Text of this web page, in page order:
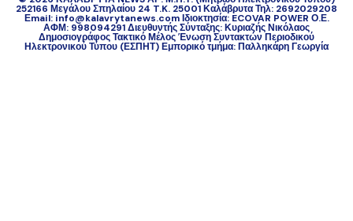
252166 Μεγάλου Σπηλαίου 24 T.K. 25001 Καλάβρυτα Τηλ: 2692029208
Εmail: info@kalavrytanews.com Ιδιοκτησία: ECOVAR POWER Ο.Ε.
ΑΦΜ: 998094291 Διευθυντής Σύνταξης: Κυριαζής Νικόλαος
Δημοσιογράφος Τακτικό Μέλος Ένωση Συντακτών Περιοδικού
Ηλεκτρονικού Τύπου (ΕΣΠΗΤ) Εμπορικό τμήμα: Παλληκάρη Γεωργία